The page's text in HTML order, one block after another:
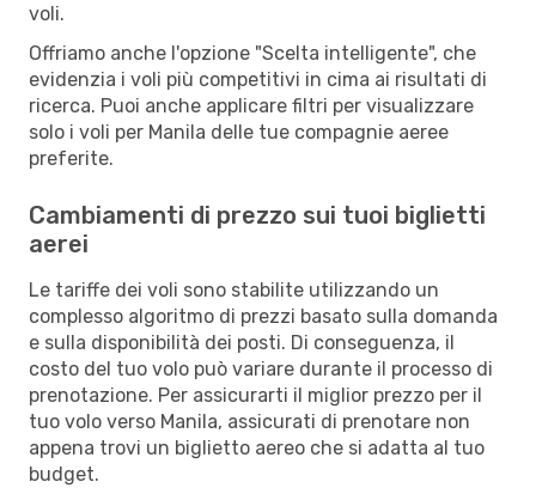
voli.
Offriamo anche l'opzione "Scelta intelligente", che
evidenzia i voli più competitivi in cima ai risultati di
ricerca. Puoi anche applicare filtri per visualizzare
solo i voli per Manila delle tue compagnie aeree
preferite.
Cambiamenti di prezzo sui tuoi biglietti
aerei
Le tariffe dei voli sono stabilite utilizzando un
complesso algoritmo di prezzi basato sulla domanda
e sulla disponibilità dei posti. Di conseguenza, il
costo del tuo volo può variare durante il processo di
prenotazione. Per assicurarti il miglior prezzo per il
tuo volo verso Manila, assicurati di prenotare non
appena trovi un biglietto aereo che si adatta al tuo
budget.